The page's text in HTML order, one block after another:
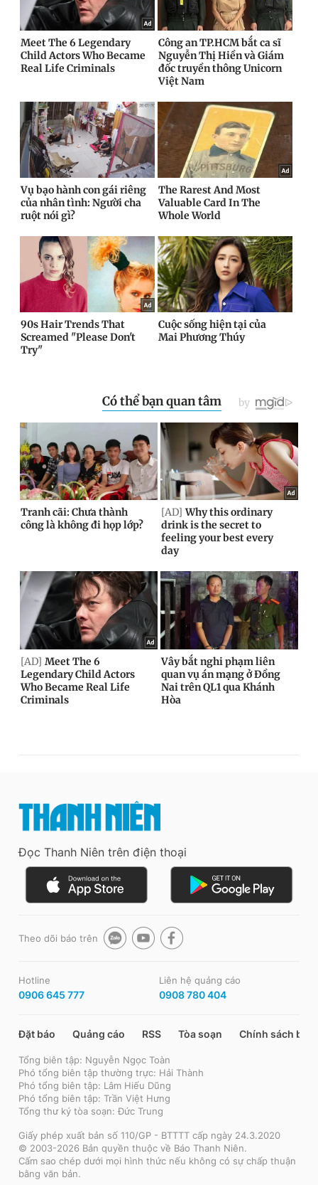
Đọc Thanh Niên trên điện thoại
Theo dõi báo trên
Hotline
0906 645 777
Liên hệ quảng cáo
0908 780 404
Đặt báo Quảng cáo RSS Tòa soạn Chính sách bảo
Tổng biên tập: Nguyễn Ngọc Toàn
Phó tổng biên tập thường trực: Hải Thành
Phó tổng biên tập: Lâm Hiếu Dũng
Phó tổng biên tập: Trần Việt Hưng
Tổng thư ký tòa soạn: Đức Trung
Giấy phép xuất bản số 110/GP - BTTTT cấp ngày 24.3.2020
© 2003-2026 Bản quyền thuộc về Báo Thanh Niên.
Cấm sao chép dưới mọi hình thức nếu không có sự chấp thuận
bằng văn bản.